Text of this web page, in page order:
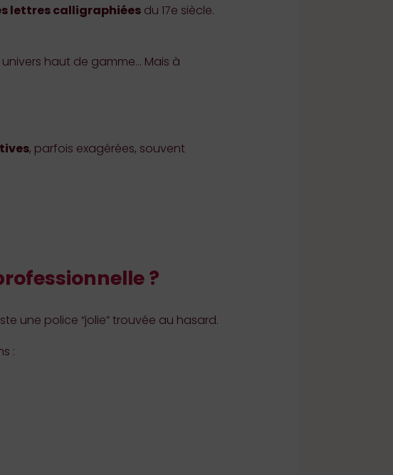
lettres calligraphiéesdu 17e siècle.
haut de gamme… Mais à
, parfois exagérées, souvent
?
une police “jolie” trouvée au hasard.
: